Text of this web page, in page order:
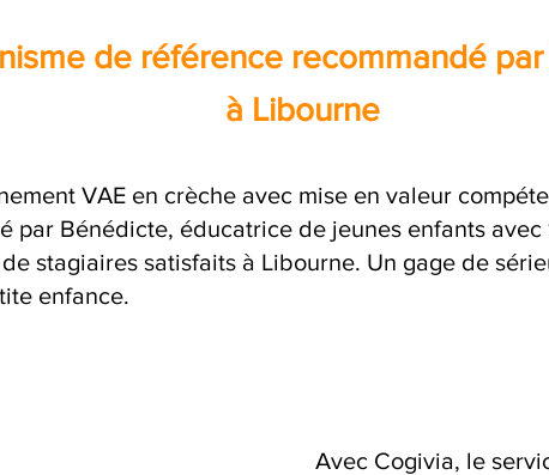
de référence recommandé
à Libourne
VAE en crèche avec mise en valeur
par Bénédicte, éducatrice de jeunes enfants
stagiaires satisfaits à Libourne. Un gage de
enfance.
Avec Cogivia, le